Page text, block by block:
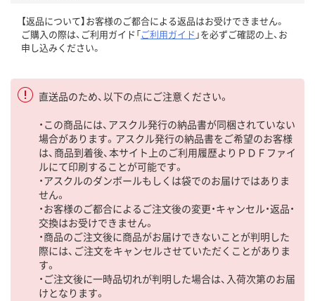
【返品について】お客様のご都合による返品はお受けできません。
ご購入の際は、ご利用ガイド「ご利用ガイド 」を必ずご確認の上、お
申し込みください。
直送品のため、以下の点にご注意ください。
・この商品には、アスクル発行の納品書が同梱されていない
場合があります。アスクル発行の納品書をご希望のお客様
は、商品到着後、本サイト上のご利用履歴よりＰＤＦファイ
ルにて印刷することが可能です。
・アスクルのダンボールもしくは袋でのお届けではありま
せん。
・お客様のご都合によるご注文後の変更・キャンセル・返品・
交換はお受けできません。
・商品のご注文後に商品がお届けできないことが判明した
際には、ご注文をキャンセルさせていただくことがありま
す。
・ご注文後に一時品切れが判明した場合は、入荷次第のお届
けとなります。